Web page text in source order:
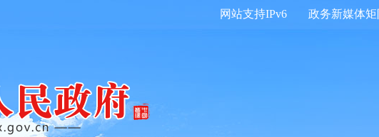
政务新媒体矩
网站支持IPv6